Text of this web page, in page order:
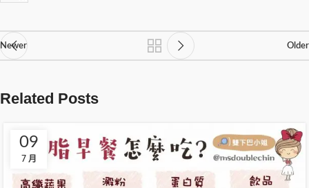
Newer Older
Related Posts
09
7 月